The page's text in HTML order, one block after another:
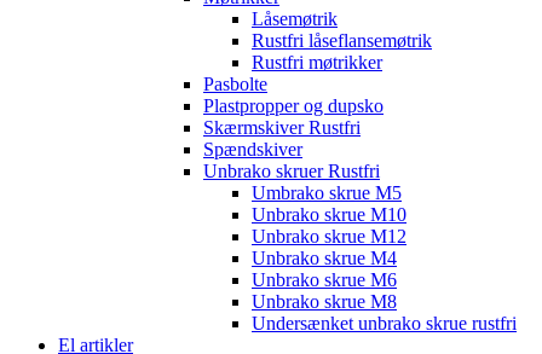
Låsemøtrik
Rustfri låseflansemøtrik
Rustfri møtrikker
Pasbolte
Plastpropper og dupsko
Skærmskiver Rustfri
Spændskiver
Unbrako skruer Rustfri
Umbrako skrue M5
Unbrako skrue M10
Unbrako skrue M12
Unbrako skrue M4
Unbrako skrue M6
Unbrako skrue M8
Undersænket unbrako skrue rustfri
El artikler